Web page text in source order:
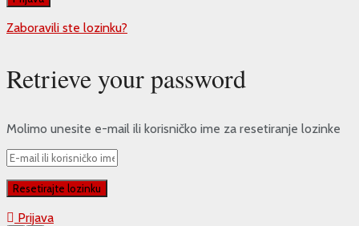
Zaboravili ste lozinku?
Retrieve your password
Molimo unesite e-mail ili korisničko ime za resetiranje lozinke
Prijava